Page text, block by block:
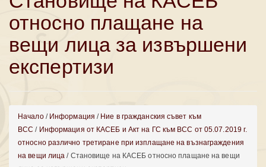
относно плащане на
вещи лица за извършени
експертизи
Начало/ Информация / Ние в гражданския съвет към
ВСС / Информация от КАСЕБ и Акт на ГС към ВСС от 05.07.2019 г.
относно различно третиране при изплащане на възнаграждения
на вещи лица / Становище на КАСЕБ относно плащане на вещи